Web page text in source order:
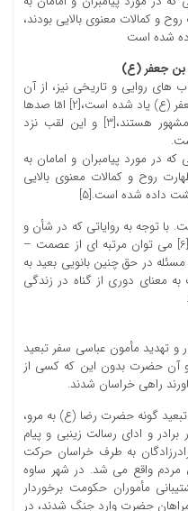
و کمالات معنوی بالایی بودند،
شده است
بن جعفر (ع)
روایی و تاریخی نیز، از آن
حضرت با عنوان فاطمه بنت موسى بن جعفر (ع) یاد شده است،[2] امّا صدها
سال است که آن حضرت با این لقب مشهور هستند،[3] و این لقب نزد
مورد پیامبران و امامان به
طهارت روح و کمالات معنوی بالایی
داده شده است.[5]
توجه به روایاتی که در شأن و
منزلت حضرت معصومه وارد شده است،[6] می توان مرتبه ای از عصمت –
در حق چنین بانویی بعید به
معنای دوری از گناه در زندگی
و تهدید مأمون عباسى سفر تبعید
آن حضرت بدون این که کسى از
راهى خراسان شدند.
گونه حضرت رضا (ع) به مرو،
برادر و ادای رسالت زینبی و پیام
به طرف خراسان حرکت
مردم واقع مى شد. در شهر ساوه
مأموران حکومت برخوردار
همراهان حضرت وارد جنگ شدند، در